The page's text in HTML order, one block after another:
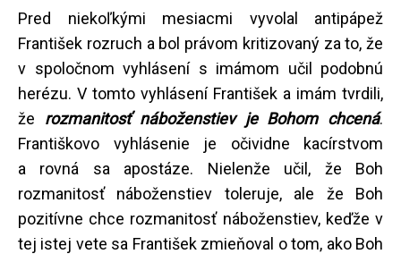
Pred niekoľkými mesiacmi vyvolal antipápež
František rozruch a bol právom kritizovaný za to, že
v spoločnom vyhlásení s imámom učil podobnú
herézu. V tomto vyhlásení František a imám tvrdili,
že rozmanitosť náboženstiev je Bohom chcená.
Františkovo vyhlásenie je očividne kacírstvom
a rovná sa apostáze. Nielenže učil, že Boh
rozmanitosť náboženstiev toleruje, ale že Boh
pozitívne chce rozmanitosť náboženstiev, keďže v
tej istej vete sa František zmieňoval o tom, ako Boh